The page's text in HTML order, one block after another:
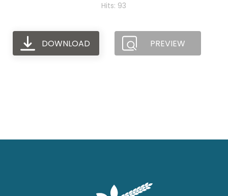
Hits: 93
DOWNLOAD PREVIEW